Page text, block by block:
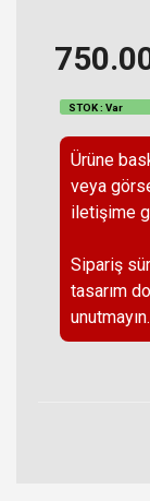
STOK : Var
Ürüne
veya
iletişime
Sipariş
tasarım
unutmayın.